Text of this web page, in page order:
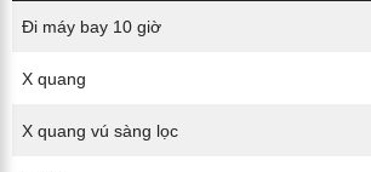
Đi máy bay 10 giờ
X quang
X quang vú sàng lọc